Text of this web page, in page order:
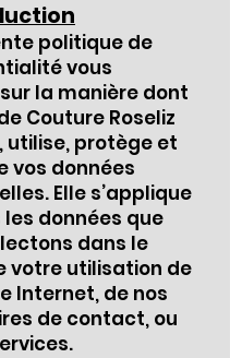
politique de
vous
la manière dont
Couture Roseliz
utilise, protège et
vos données
Elle s’applique
données que
dans le
votre utilisation de
Internet, de nos
de contact, ou